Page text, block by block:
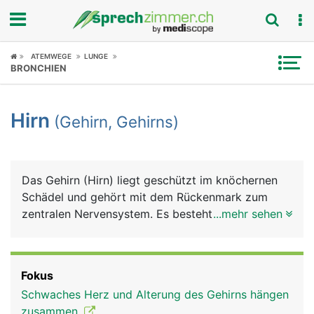
Fokus
Symptome
News
Rubriken
ATEMWEGE LUNGE
BRONCHIEN
Hirn (Gehirn, Gehirns)
Das Gehirn (Hirn) liegt geschützt im knöchernen
Schädel und gehört mit dem Rückenmark zum
zentralen Nervensystem. Es besteht grob aus
(Sinneseindrücke) zusammen, werden verarbeitet
und lösen entsprechende Reaktionen aus.
...mehr sehen
Fokus
Schwaches Herz und Alterung des Gehirns hängen
zusammen